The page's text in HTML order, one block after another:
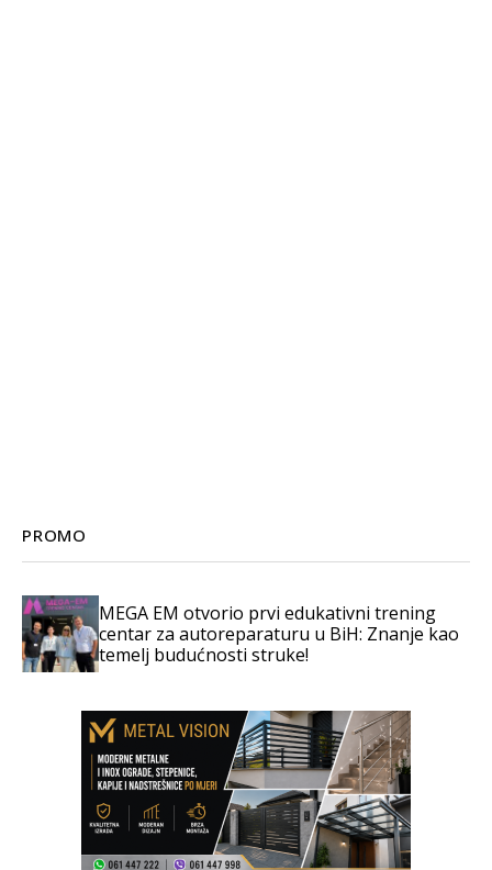
PROMO
MEGA EM otvorio prvi edukativni trening
centar za autoreparaturu u BiH: Znanje kao
temelj budućnosti struke!